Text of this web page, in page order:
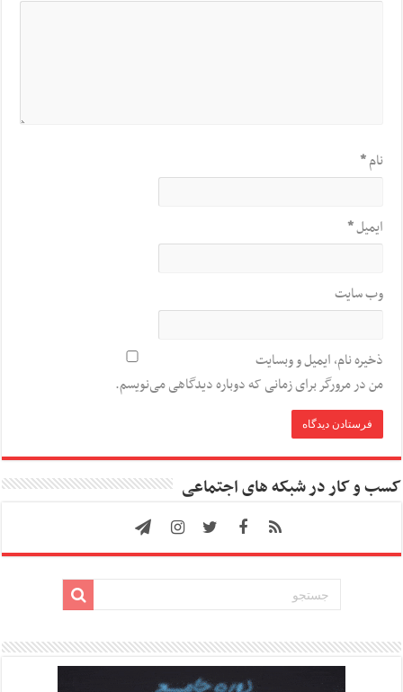
نام*
ایمیل*
وب‌ سایت
ذخیره نام، ایمیل و وبسایت
من در مرورگر برای زمانی که دوباره دیدگاهی می‌نویسم.
کسب و کار در شبکه های اجتماعی